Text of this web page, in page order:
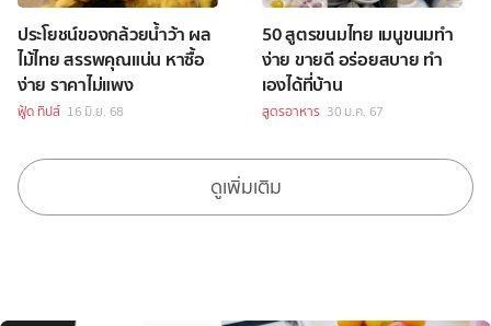
ประโยชน์ของกล้วยน้ำว้า ผล
ไม้ไทย สรรพคุณแน่น หาซื้อ
ง่าย ราคาไม่แพง
ฟู้ด ทิปส์ 16 มิ.ย. 68
50 สูตรขนมไทย เมนูขนมทำ
ง่าย ขายดี อร่อยสบาย ทำ
เองได้ที่บ้าน
สูตรอาหาร 30 ม.ค. 67
ดูเพิ่มเติม